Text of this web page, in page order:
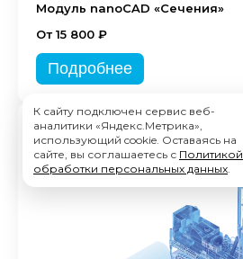
Модуль nanoCAD «Сечения»
От 15 800 ₽
Подробнее
К сайту подключен сервис веб-
аналитики «Яндекс.Метрика»,
использующий cookie. Оставаясь на
сайте, вы соглашаетесь с Политикой
обработки персональных данных.